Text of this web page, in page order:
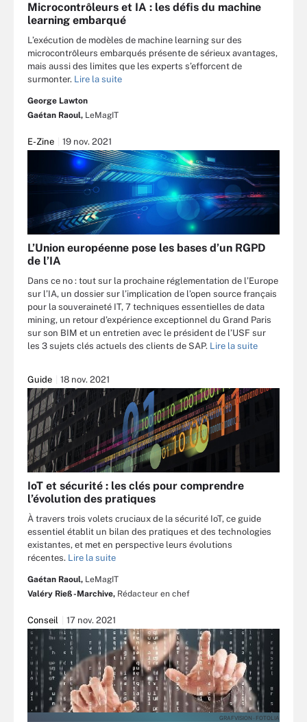
Microcontrôleurs et IA : les défis du machine
learning embarqué
L’exécution de modèles de machine learning sur des
microcontrôleurs embarqués présente de sérieux avantages,
mais aussi des limites que les experts s’efforcent de
surmonter. Lire la suite
George Lawton
Gaétan Raoul, LeMagIT
E-Zine 19 nov. 2021
L’Union européenne pose les bases d’un RGPD
de l’IA
Dans ce no : tout sur la prochaine réglementation de l’Europe
sur l’IA, un dossier sur l’implication de l’open source français
pour la souveraineté IT, 7 techniques essentielles de data
mining, un retour d’expérience exceptionnel du Grand Paris
sur son BIM et un entretien avec le président de l’USF sur
les 3 sujets clés actuels des clients de SAP. Lire la suite
Guide 18 nov. 2021
IoT et sécurité : les clés pour comprendre
l’évolution des pratiques
À travers trois volets cruciaux de la sécurité IoT, ce guide
essentiel établit un bilan des pratiques et des technologies
existantes, et met en perspective leurs évolutions
récentes. Lire la suite
Gaétan Raoul, LeMagIT
Valéry Rieß-Marchive, Rédacteur en chef
Conseil 17 nov. 2021
GRAFVISION - FOTOLIA